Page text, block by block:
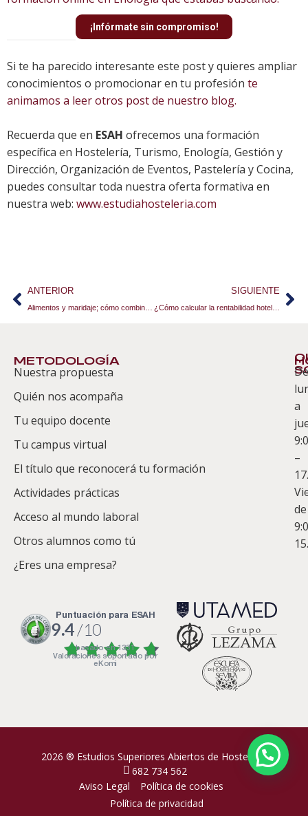
¡Infórmate sin compromiso!
Si te ha parecido interesante este post y quieres ampliar
conocimientos o promocionar en tu profesión te
animamos a leer otros post de nuestro blog.
Recuerda que en ESAH ofrecemos una formación
específica en Hostelería, Turismo, Enología, Gestión y
Dirección, Organización de Eventos, Pastelería y Cocina,
puedes consultar toda nuestra oferta formativa en
nuestra web: www.estudiahosteleria.com
ANTERIOR SIGUIENTE
METODOLOGÍA
Nuestra propuesta
Quién nos acompaña
Tu equipo docente
Tu campus virtual
El título que reconocerá tu formación
Actividades prácticas
Acceso al mundo laboral
Otros alumnos como tú
¿Eres una empresa?
Te
De
a
–
de
puntuación para ESAH
9.4/10
basado en1331
Valoraciones soportado por
eKomi
2026 ® Estudios Superiores Abiertos de Hostelería
682 734 562
Aviso Legal
Política de cookies
Política de privacidad